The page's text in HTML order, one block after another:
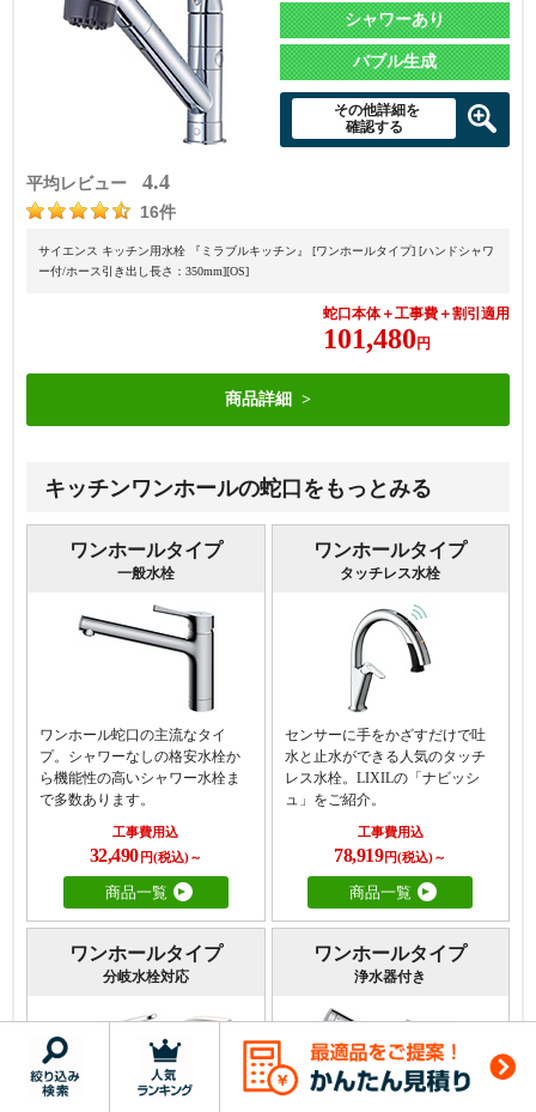
平均レビュー 4.4
16件
シャワーあり
バブル生成
その他詳細を
確認する
サイエンス キッチン用水栓 『ミラブルキッチン』 [ワンホールタイプ] [ハンドシャワ
ー付/ホース引き出し長さ：350mm][OS]
蛇口本体＋工事費＋割引適用
101,480 円
商品詳細
キッチンワンホールの蛇口をもっとみる
ワンホールタイプ
一般水栓
ワンホール蛇口の主流なタイ
プ。シャワーなしの格安水栓か
ら機能性の高いシャワー水栓ま
で多数あります。
工事費用込
32,490円(税込)～
商品一覧
ワンホールタイプ
タッチレス水栓
センサーに手をかざすだけで吐
水と止水ができる人気のタッチ
レス水栓。LIXILの「ナビッシ
ュ」をご紹介。
工事費用込
78,919円(税込)～
商品一覧
ワンホールタイプ
分岐水栓対応
ワンホールタイプ
浄水器付き